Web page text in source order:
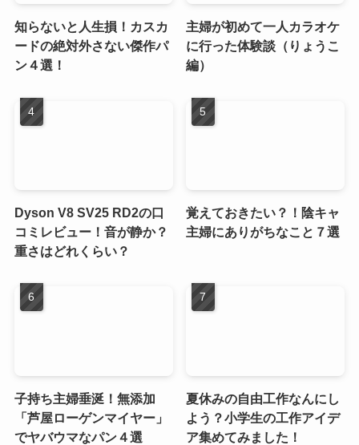
知らないと人生損！カスカ
ードの絶対外さない傑作パ
ン４選！
主婦が初めて一人カラオケ
に行った体験談（りょうこ
編）
Dyson V8 SV25 RD2の口
コミレビュー！音が静か？
重さはどれくらい？
覚えておきたい？！陰キャ
主婦にありがちなこと７選
子持ち主婦垂涎！無添加
「芦屋ローゲンマイヤー」
でヤバウマなパン４選
夏休みの自由工作なんにし
よう？小学生の工作アイデ
ア集めてみました！